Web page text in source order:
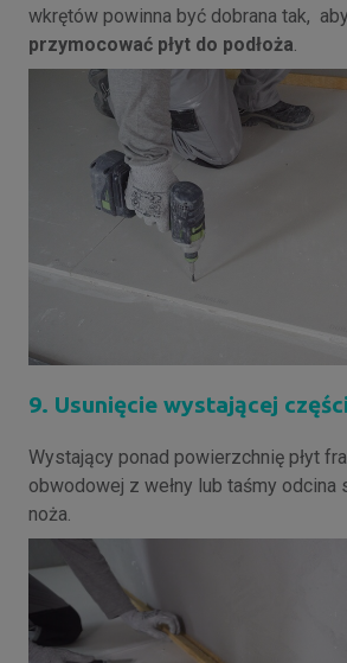
wkrętów powinna być dobrana tak, aby
przymocować płyt do podłoża
9. Usunięcie wystającej
Wystający ponad powierzchnię płyt
obwodowej z wełny lub taśmy odcina
noża.